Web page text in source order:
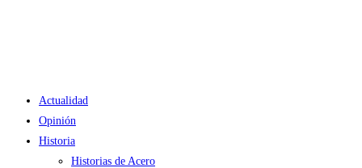
Actualidad
Opinión
Historia
Historias de Acero